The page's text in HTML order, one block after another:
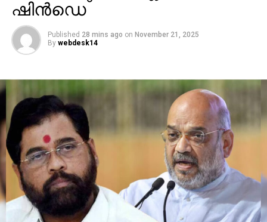
ഷിന്‍ഡെ
Published 28 mins ago on November 21, 2025
By webdesk14